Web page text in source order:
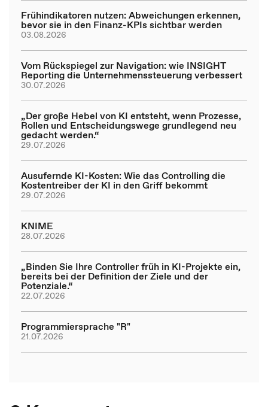
Frühindikatoren nutzen: Abweichungen erkennen,
bevor sie in den Finanz-KPIs sichtbar werden
03.08.2026
Vom Rückspiegel zur Navigation: wie INSIGHT
Reporting die Unternehmenssteuerung verbessert
30.07.2026
„Der große Hebel von KI entsteht, wenn Prozesse,
Rollen und Entscheidungswege grundlegend neu
gedacht werden.“
29.07.2026
Ausufernde KI-Kosten: Wie das Controlling die
Kostentreiber der KI in den Griff bekommt
29.07.2026
KNIME
28.07.2026
„Binden Sie Ihre Controller früh in KI-Projekte ein,
bereits bei der Definition der Ziele und der
Potenziale.“
22.07.2026
Programmiersprache "R"
21.07.2026